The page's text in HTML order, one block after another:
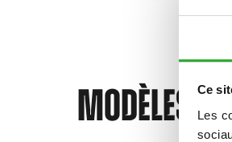
Ce
Les
MODÈLES